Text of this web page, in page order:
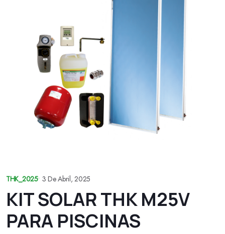
THK_2025• 3 De Abril, 2025
KIT SOLAR THK M25V
PARA PISCINAS